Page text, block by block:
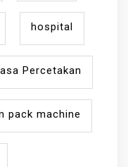
hospital
Percetakan
pack machine